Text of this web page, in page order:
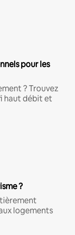
pour les
? Trouvez
haut débit et
?
logements